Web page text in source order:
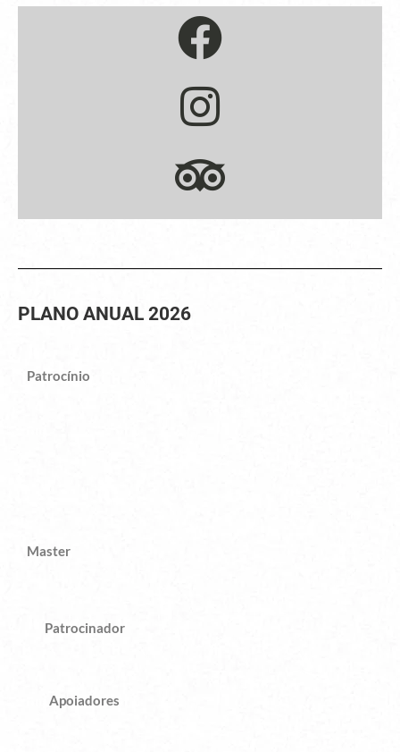
PLANO ANUAL 2026
Patrocínio
Master
Patrocinador
Apoiadores